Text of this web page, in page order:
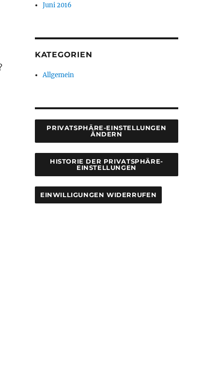
Juni 2016
KATEGORIEN
Allgemein
PRIVATSPHÄRE-EINSTELLUNGEN
ÄNDERN
HISTORIE DER PRIVATSPHÄRE-
EINSTELLUNGEN
EINWILLIGUNGEN WIDERRUFEN